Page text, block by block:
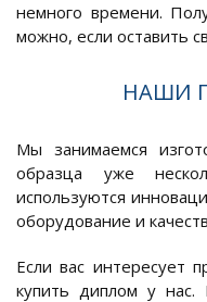
немного времени.
можно, если оставить
НАШИ
Мы занимаемся
образца уже
используются
оборудование и
Если вас интересует
купить диплом у